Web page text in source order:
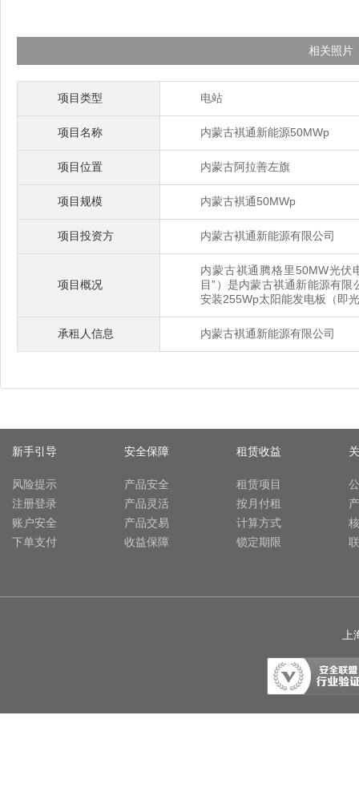
相关照片
项目类型 电站
项目名称 内蒙古褀通新能源50MWp
项目位置 内蒙古阿拉善左旗
项目规模 内蒙古褀通50MWp
项目投资方 内蒙古褀通新能源有限公司
项目概况
内蒙古祺通腾格里50MW光伏
目”）是内蒙古祺通新能源有
安装255Wp太阳能发电板（即
承租人信息 内蒙古褀通新能源有限公司
新手引导
风险提示
注册登录
账户安全
下单支付
安全保障
产品安全
产品灵活
产品交易
收益保障
租赁收益
租赁项目
按月付租
计算方式
锁定期限